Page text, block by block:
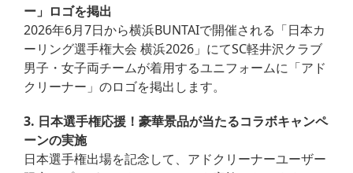
ー」ロゴを掲出
2026年6月7日から横浜BUNTAIで開催される「日本カ
ーリング選手権大会 横浜2026」にてSC軽井沢クラブ
男子・女子両チームが着用するユニフォームに「アド
クリーナー」のロゴを掲出します。
3. 日本選手権応援！豪華景品が当たるコラボキャンペ
ーンの実施
日本選手権出場を記念して、アドクリーナーユーザー